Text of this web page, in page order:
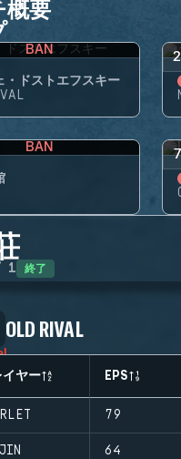
概要
BAN
・ドストエフスキー
2
BAN 7
1 終了
OLD RIVAL
イヤー EPS
79
64